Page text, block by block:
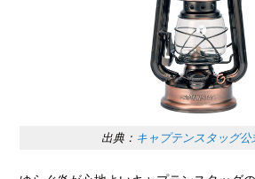
出典： キャプテンスタッグ公